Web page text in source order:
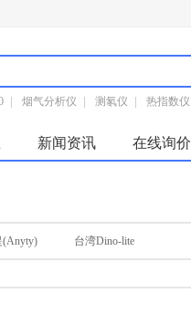
烟气分析仪 测氡仪 热指数仪
新闻资讯 在线询价
(Anyty) 台湾Dino-lite